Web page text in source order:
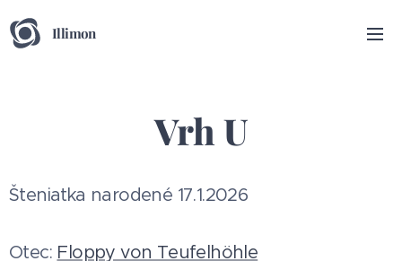
Illimon
Vrh U
Šteniatka narodené 17.1.2026
Otec: Floppy von Teufelhöhle